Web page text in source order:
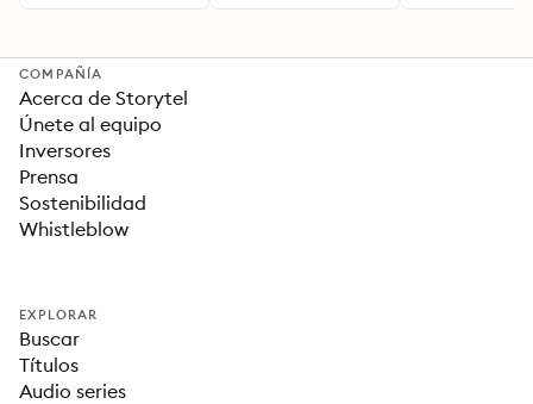
COMPAÑÍA
Acerca de Storytel
Únete al equipo
Inversores
Prensa
Sostenibilidad
Whistleblow
EXPLORAR
Buscar
Títulos
Audio series